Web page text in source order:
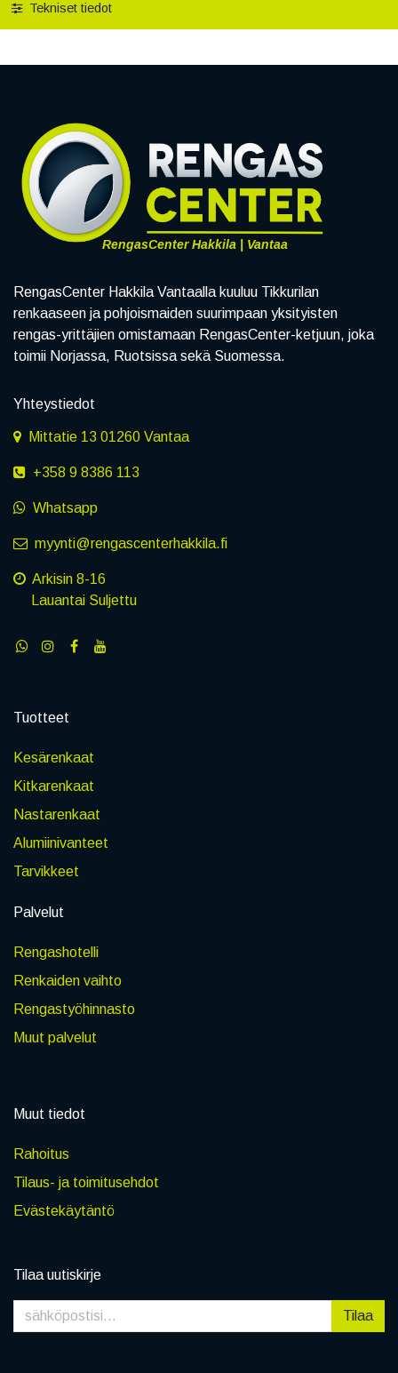
Tekniset tiedot
RengasCenter Hakkila | Vantaa
RengasCenter Hakkila Vantaalla kuuluu Tikkurilan
renkaaseen ja pohjoismaiden suurimpaan yksityisten
rengas-yrittäjien omistamaan RengasCenter-ketjuun, joka
toimii Norjassa, Ruotsissa sekä Suomessa.
Yhteystiedot
Mittatie 13 01260 Vantaa
+358 9 8386 113
Whatsapp
myynti@rengascenterhakkila.fi
Arkisin 8-16
Lauantai Suljettu
Tuotteet
Kesärenkaat
Kitkarenkaat
Nastarenkaat
Alumiinivanteet
Tarvikkeet
Palvelut
Rengashotelli
Renkaiden vaihto
Rengastyöhinnasto
Muut palvelut
Muut tiedot
Rahoitus
Tilaus- ja toimitusehdot
Evästekäytäntö
Tilaa uutiskirje
Tilaa